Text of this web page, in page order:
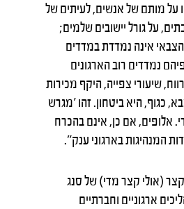
על מותם של אנשים, לעיתים של
על גורל יישובים שלמים;
הצבאי אינה נמדדת במדדים
נמדדים רוב הארגונים
שיעורי צפייה, היקף מכירות
כגוף, היא ביטחון. זהו 'מגרש
אלופים, אם כן, אינם בהכרח
המנהיגות בארגוני ענק".
(אולי קצר מדי) של סנג
ארגוניים וחברתיים